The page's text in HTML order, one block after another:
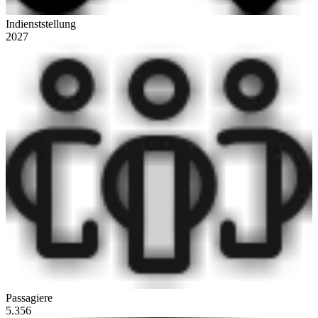
Indienststellung
2027
Passagiere
5.356